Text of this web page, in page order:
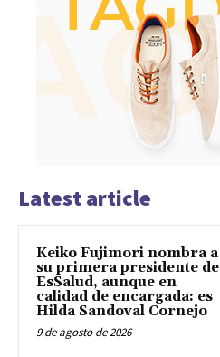
Latest article
Keiko Fujimori nombra a
su primera presidente de
EsSalud, aunque en
calidad de encargada: es
Hilda Sandoval Cornejo
9 de agosto de 2026